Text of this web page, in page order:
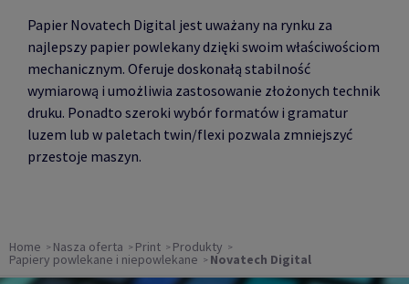
Papier Novatech Digital jest uważany na rynku za
najlepszy papier powlekany dzięki swoim właściwościom
mechanicznym. Oferuje doskonałą stabilność
wymiarową i umożliwia zastosowanie złożonych technik
druku. Ponadto szeroki wybór formatów i gramatur
luzem lub w paletach twin/flexi pozwala zmniejszyć
przestoje maszyn.
Home Nasza oferta Print Produkty
Papiery powlekane i niepowlekane Novatech Digital